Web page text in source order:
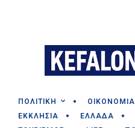
ΠΟΛΙΤΙΚΗ ΟΙΚΟΝΟΜΙΑ
ΕΚΚΛΗΣΙΑ
ΕΛΛΑΔΑ